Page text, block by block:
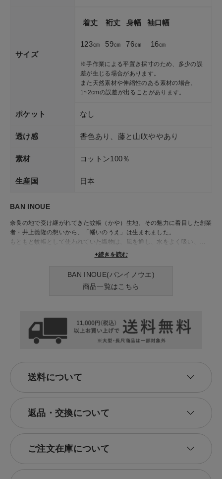
サイズ
着丈
123㎝
裄丈
59㎝
身幅
76㎝
袖口幅
16㎝
※手作業による平置き採寸のため、多少の誤
差が生じる場合があります。
また天然素材や伸縮性のある素材の場合、
1~2cmの誤差が出ることがあります。
ポケット なし
透け感 香色あり、藤と山吹ややあり
素材 コットン100％
生産国 日本
BAN INOUE
奈良の地で受け継がれてきた蚊帳（かや）生地。その魅力に着目した創業
者・井上義隆の想いから、「幡いのうえ」は生まれました。
もともと蚊帳として使われていた織物は、風を通し、水をよく吸い、使う
ほどにやわらかく肌になじんでいきます。その特性を活かし、現代の暮ら
重なり合う未来へつなぐ、やさしいものづくりを届けるブランドです。
【しあわせこっとん】素肌と一緒に呼吸する服
日常着をご提案します。
+続きを読む
BAN INOUE(バンイノウエ)
商品一覧はこちら
送料について
返品・交換について
ご注文在庫について